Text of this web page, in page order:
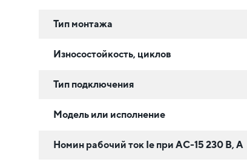
Тип монтажа
Износостойкость, циклов
Тип подключения
Модель или исполнение
Номин рабочий ток Ie при AC-15 230 В, А